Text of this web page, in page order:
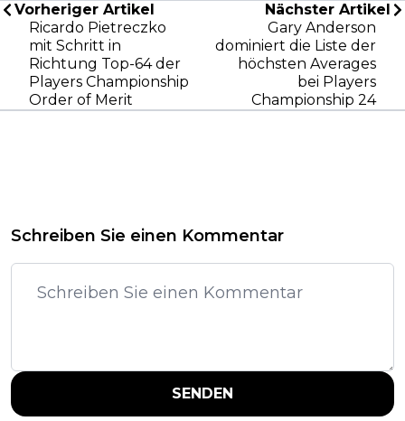
Vorheriger Artikel
Ricardo Pietreczko
mit Schritt in
Richtung Top-64 der
Players Championship
Order of Merit
Nächster Artikel
Gary Anderson
dominiert die Liste der
höchsten Averages
bei Players
Championship 24
Schreiben Sie einen Kommentar
SENDEN